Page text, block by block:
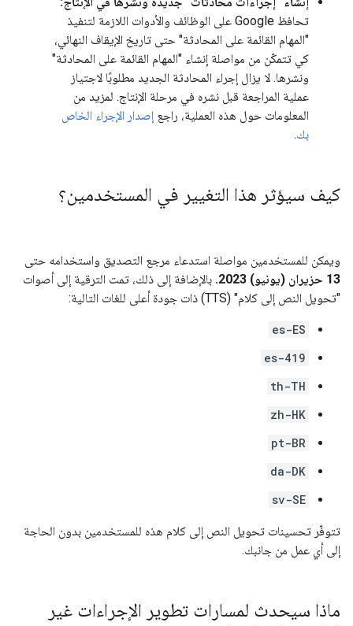
تحافظ Google على الوظائف والأدوات اللازمة لتنفيذ
"المهام القائمة على المحادثة" حتى تاريخ الإيقاف النهائي،
كي تتمكّن من مواصلة إنشاء "المهام القائمة على المحادثة"
ونشرها. لا يزال إجراء المحادثة الجديد مطلوبًا لاجتياز
عملية المراجعة قبل نشره في مرحلة الإنتاج. لمزيد من
المعلومات حول هذه العملية، راجع إصدار الإجراء الخاص
بك.
كيف سيؤثر هذا التغيير في المستخدمين؟
ويمكن للمستخدمين مواصلة استدعاء مرجع التصديق واستخدامه حتى
13 حزيران (يونيو) 2023.
بالإضافة إلى ذلك، تمت الترقية إلى أصوات
"تحويل النص إلى كلام" (TTS) ذات جودة أعلى للغات التالية:
es-ES
es-419
th-TH
zh-HK
pt-BR
da-DK
sv-SE
تتوفّر تحسينات تحويل النص إلى كلام هذه للمستخدمين بدون الحاجة
إلى أي عمل من جانبك.
ماذا سيحدث لمسارات تطوير الإجراءات غير